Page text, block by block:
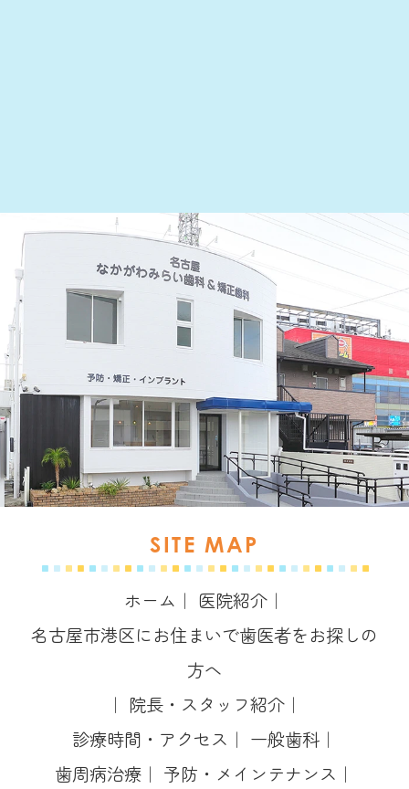
SITE MAP
ホーム ｜ 医院紹介 ｜
名古屋市港区にお住まいで歯医者をお探しの
方へ
｜ 院長・スタッフ紹介 ｜
診療時間・アクセス ｜ 一般歯科 ｜
歯周病治療 ｜ 予防・メインテナンス ｜